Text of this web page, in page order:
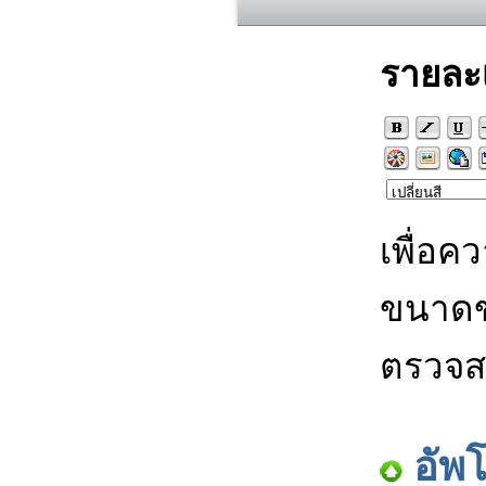
รายล
เพื่อค
ขนาด
ตรวจ
อัพ